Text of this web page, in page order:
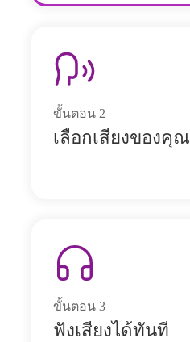
ขั้นตอน 2
เลือกเสียงของคุณ
ขั้นตอน 3
ฟังเสียงได้ทันที